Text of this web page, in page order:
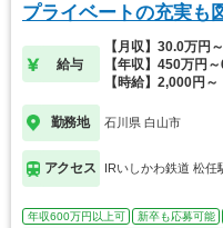
プライベートの充実も
給与
【月収】30.0万円
【年収】450万円
【時給】2,000円～
勤務地 石川県 白山市
アクセス IRいしかわ鉄道 松任
年収600万円以上可 新卒も応募可能